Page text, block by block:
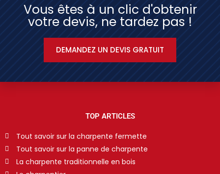
Vous êtes à un clic d'obtenir
votre devis, ne tardez pas !
DEMANDEZ UN DEVIS GRATUIT
TOP ARTICLES
Tout savoir sur la charpente fermette
Tout savoir sur la panne de charpente
La charpente traditionnelle en bois